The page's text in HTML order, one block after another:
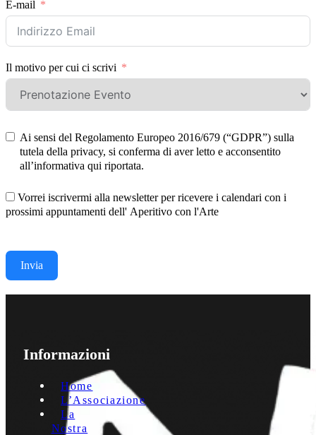
E-mail
Il motivo per cui ci scrivi
Ai sensi del Regolamento Europeo 2016/679 (“GDPR”) sulla
tutela della privacy, si conferma di aver letto e acconsentito
all’informativa qui riportata.
Vorrei iscrivermi alla newsletter per ricevere i calendari con i
prossimi appuntamenti dell' Aperitivo con l'Arte
Invia
Informazioni
Home
L’Associazione
La
Nostra